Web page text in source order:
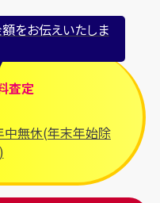
ブライトリング
プラダ
フランク ミュラー
ブレゲ
をお伝えいたしま
査定
中無休(年末年始除